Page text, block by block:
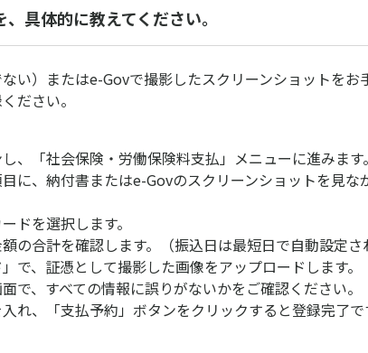
具体的に教えてください。
い）またはe-Govで撮影したスクリーンショットをお
ださい。
、「社会保険・労働保険料支払」メニューに進みます。
に、納付書またはe-Govのスクリーンショットを見な
ドを選択します。
の合計を確認します。（振込日は最短日で自動設定さ
で、証憑として撮影した画像をアップロードします。
で、すべての情報に誤りがないかをご確認ください。
れ、「支払予約」ボタンをクリックすると登録完了